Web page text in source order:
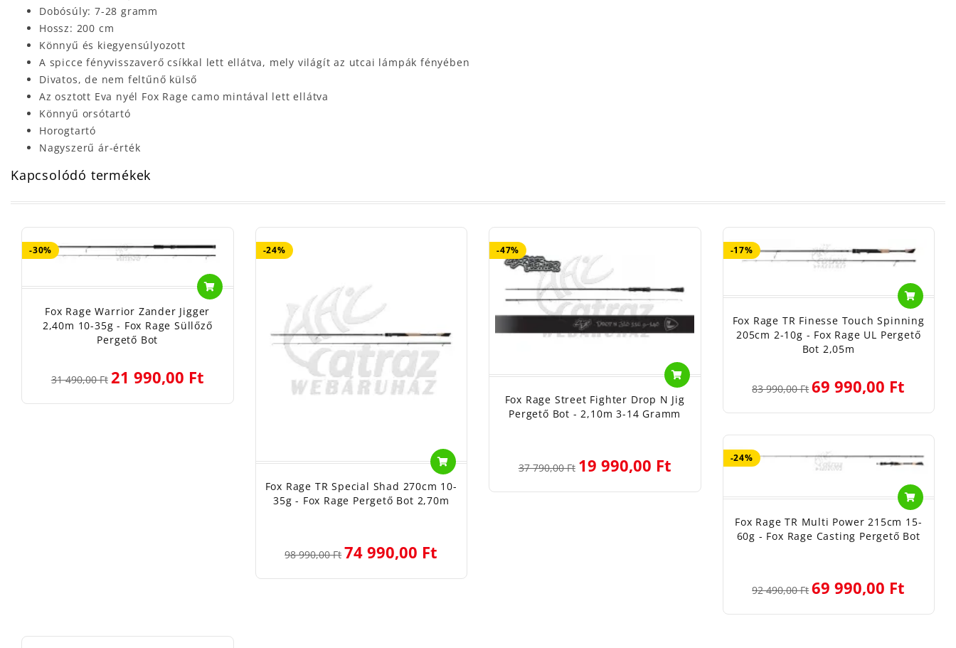
Dobósúly: 7-28 gramm
Hossz: 200 cm
Könnyű és kiegyensúlyozott
A spicce fényvisszaverő csíkkal lett ellátva, mely világít az utcai lámpák fényében
Divatos, de nem feltűnő külső
Az osztott Eva nyél Fox Rage camo mintával lett ellátva
Könnyű orsótartó
Horogtartó
Nagyszerű ár-érték
Kapcsolódó termékek
-30%
Fox Rage Warrior Zander Jigger
2,40m 10-35g - Fox Rage Süllőző
Pergető Bot
31 490,00 Ft 21 990,00 Ft
-24%
Fox Rage TR Special Shad 270cm 10-
35g - Fox Rage Pergető Bot 2,70m
98 990,00 Ft 74 990,00 Ft
-47%
Fox Rage Street Fighter Drop N Jig
Pergető Bot - 2,10m 3-14 Gramm
37 790,00 Ft 19 990,00 Ft
-17%
Fox Rage TR Finesse Touch Spinning
205cm 2-10g - Fox Rage UL Pergető
Bot 2,05m
83 990,00 Ft 69 990,00 Ft
-24%
Fox Rage TR Multi Power 215cm 15-
60g - Fox Rage Casting Pergető Bot
92 490,00 Ft 69 990,00 Ft